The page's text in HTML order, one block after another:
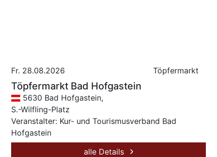
Fr. 28.08.2026 Töpfermarkt
Töpfermarkt Bad Hofgastein
5630 Bad Hofgastein,
S.-Wilfling-Platz
Veranstalter: Kur- und Tourismusverband Bad
Hofgastein
alle Details